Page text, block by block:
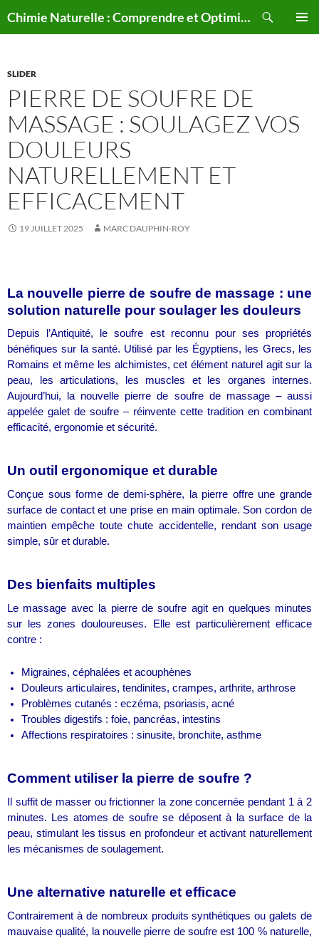
au
Chimie Naturelle : Comprendre et Optimiser le Corps Humain Naturellement
SLIDER
PIERRE DE SOUFRE DE
MASSAGE : SOULAGEZ VOS
DOULEURS
NATURELLEMENT ET
EFFICACEMENT
19 JUILLET 2025 MARC DAUPHIN-ROY
La nouvelle pierre de soufre de massage : une
solution naturelle pour soulager les douleurs
Depuis l’Antiquité, le soufre est reconnu pour ses propriétés
bénéfiques sur la santé. Utilisé par les Égyptiens, les Grecs, les
Romains et même les alchimistes, cet élément naturel agit sur la
peau, les articulations, les muscles et les organes internes.
Aujourd’hui, la nouvelle pierre de soufre de massage – aussi
appelée galet de soufre – réinvente cette tradition en combinant
efficacité, ergonomie et sécurité.
Un outil ergonomique et durable
Conçue sous forme de demi-sphère, la pierre offre une grande
surface de contact et une prise en main optimale. Son cordon de
maintien empêche toute chute accidentelle, rendant son usage
simple, sûr et durable.
Des bienfaits multiples
Le massage avec la pierre de soufre agit en quelques minutes
sur les zones douloureuses. Elle est particulièrement efficace
contre :
Migraines, céphalées et acouphènes
Douleurs articulaires, tendinites, crampes, arthrite, arthrose
Problèmes cutanés : eczéma, psoriasis, acné
Troubles digestifs : foie, pancréas, intestins
Affections respiratoires : sinusite, bronchite, asthme
Comment utiliser la pierre de soufre ?
Il suffit de masser ou frictionner la zone concernée pendant 1 à 2
minutes. Les atomes de soufre se déposent à la surface de la
peau, stimulant les tissus en profondeur et activant naturellement
les mécanismes de soulagement.
Une alternative naturelle et efficace
Contrairement à de nombreux produits synthétiques ou galets de
mauvaise qualité, la nouvelle pierre de soufre est 100 % naturelle,